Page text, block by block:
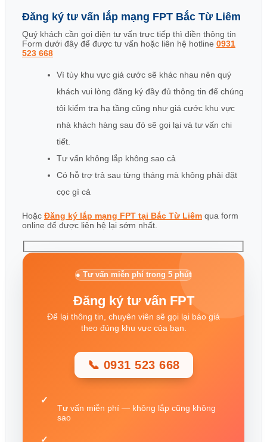
Đăng ký tư vấn lắp mạng FPT Bắc Từ Liêm
Quý khách cần gọi điện tư vấn trực tiếp thì điền thông tin
Form dưới đây để được tư vấn hoặc liên hệ hotline 0931
523 668
Vì tùy khu vực giá cước sẽ khác nhau nên quý
khách vui lòng đăng ký đầy đủ thông tin để chúng
tôi kiểm tra hạ tầng cũng như giá cước khu vực
nhà khách hàng sau đó sẽ gọi lại và tư vấn chi
tiết.
Tư vấn không lắp không sao cả
Có hỗ trợ trả sau từng tháng mà không phải đặt
cọc gì cả
Hoặc Đăng ký lắp mạng FPT tại Bắc Từ Liêm qua form
online để được liên hệ lại sớm nhất.
● Tư vấn miễn phí trong 5 phút
Đăng ký tư vấn FPT
Để lại thông tin, chuyên viên sẽ gọi lại báo giá
theo đúng khu vực của bạn.
📞 0931 523 668
Tư vấn miễn phí — không lắp cũng không
sao